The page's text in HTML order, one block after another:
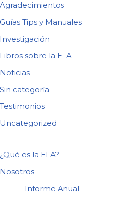
Agradecimientos
Guías Tips y Manuales
Investigación
Libros sobre la ELA
Noticias
Sin categoría
Testimonios
Uncategorized
¿Qué es la ELA?
Nosotros
Informe Anual